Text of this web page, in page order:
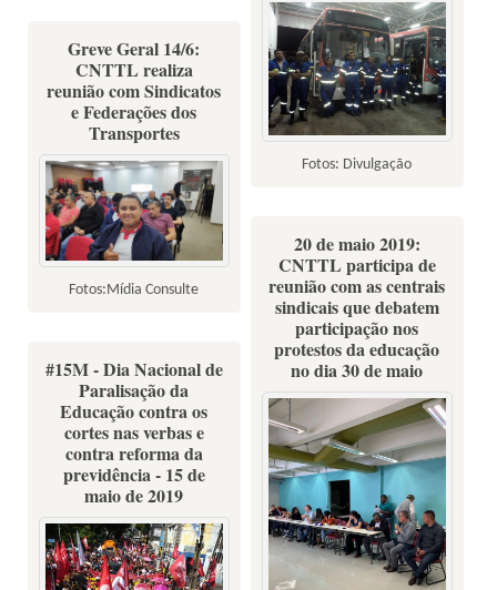
Fotos: Divulgação
Greve Geral 14/6:
CNTTL realiza
reunião com Sindicatos
e Federações dos
Transportes
Fotos:Mídia Consulte
20 de maio 2019:
CNTTL participa de
reunião com as centrais
sindicais que debatem
participação nos
protestos da educação
no dia 30 de maio
#15M - Dia Nacional de
Paralisação da
Educação contra os
cortes nas verbas e
contra reforma da
previdência - 15 de
maio de 2019